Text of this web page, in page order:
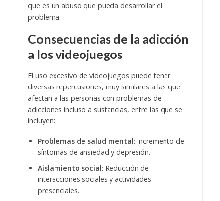
que es un abuso que pueda desarrollar el
problema.
Consecuencias de la adicción
a los videojuegos
El uso excesivo de videojuegos puede tener
diversas repercusiones, muy similares a las que
afectan a las personas con problemas de
adicciones incluso a sustancias, entre las que se
incluyen:
Problemas de salud mental: Incremento de
síntomas de ansiedad y depresión.
Aislamiento social: Reducción de
interacciones sociales y actividades
presenciales.